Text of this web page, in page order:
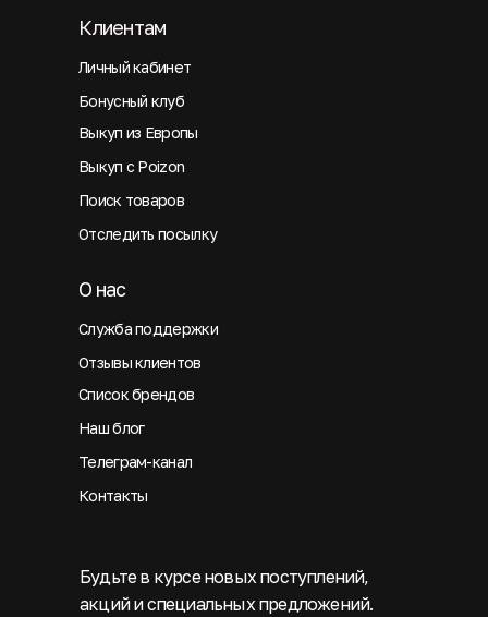
Будьте в курсе новых поступлений,
акций и специальных предложений.
Личный кабинет
Клиентам
Бонусный клуб
Выкуп из Европы
Выкуп с Poizon
Поиск товаров
Отследить посылку
Служба поддержки
О нас
Отзывы клиентов
Список брендов
Наш блог
Телеграм-канал
Контакты